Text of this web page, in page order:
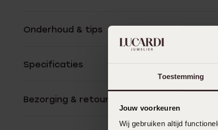
Toestemming
Jouw voorkeuren
Wij gebruiken altijd
Onderhoud & tips
Specificaties
Bezorging & retourneren